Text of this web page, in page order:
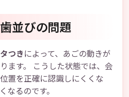
並びの問題
つきによって、あごの動きが
ます。 こうした状態では、会
置を正確に認識しにくくな
なるのです。